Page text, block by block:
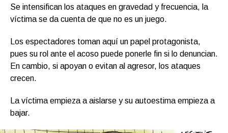
Se intensifican los ataques en gravedad y frecuencia, la
víctima se da cuenta de que no es un juego.
Los espectadores toman aquí un papel protagonista,
pues su rol ante el acoso puede ponerle fin si lo denuncian.
En cambio, si apoyan o evitan al agresor, los ataques
crecen.
La víctima empieza a aislarse y su autoestima empieza a
bajar.